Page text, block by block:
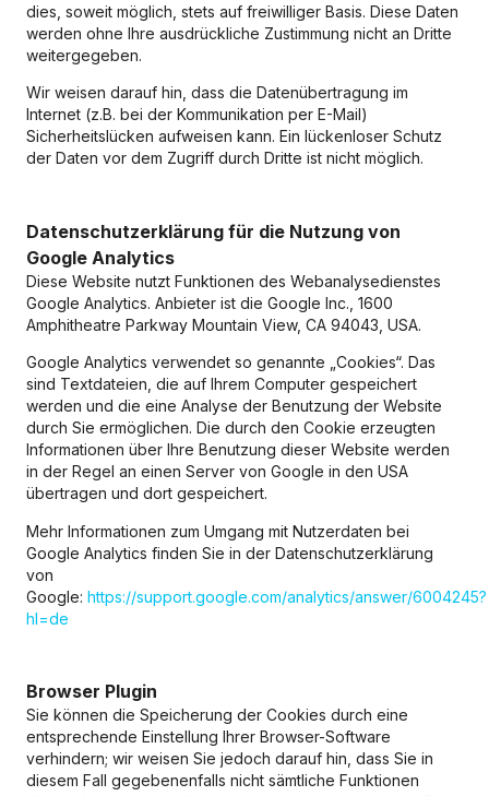
dies, soweit möglich, stets auf freiwilliger Basis. Diese Daten
werden ohne Ihre ausdrückliche Zustimmung nicht an Dritte
weitergegeben.
Wir weisen darauf hin, dass die Datenübertragung im
Internet (z.B. bei der Kommunikation per E-Mail)
Sicherheitslücken aufweisen kann. Ein lückenloser Schutz
der Daten vor dem Zugriff durch Dritte ist nicht möglich.
Datenschutzerklärung für die Nutzung von
Google Analytics
Diese Website nutzt Funktionen des Webanalysedienstes
Google Analytics. Anbieter ist die Google Inc., 1600
Amphitheatre Parkway Mountain View, CA 94043, USA.
Google Analytics verwendet so genannte „Cookies“. Das
sind Textdateien, die auf Ihrem Computer gespeichert
werden und die eine Analyse der Benutzung der Website
durch Sie ermöglichen. Die durch den Cookie erzeugten
Informationen über Ihre Benutzung dieser Website werden
in der Regel an einen Server von Google in den USA
übertragen und dort gespeichert.
Mehr Informationen zum Umgang mit Nutzerdaten bei
Google Analytics finden Sie in der Datenschutzerklärung
von
Google: https://support.google.com/analytics/answer/6004245?
hl=de
Browser Plugin
Sie können die Speicherung der Cookies durch eine
entsprechende Einstellung Ihrer Browser-Software
verhindern; wir weisen Sie jedoch darauf hin, dass Sie in
diesem Fall gegebenenfalls nicht sämtliche Funktionen